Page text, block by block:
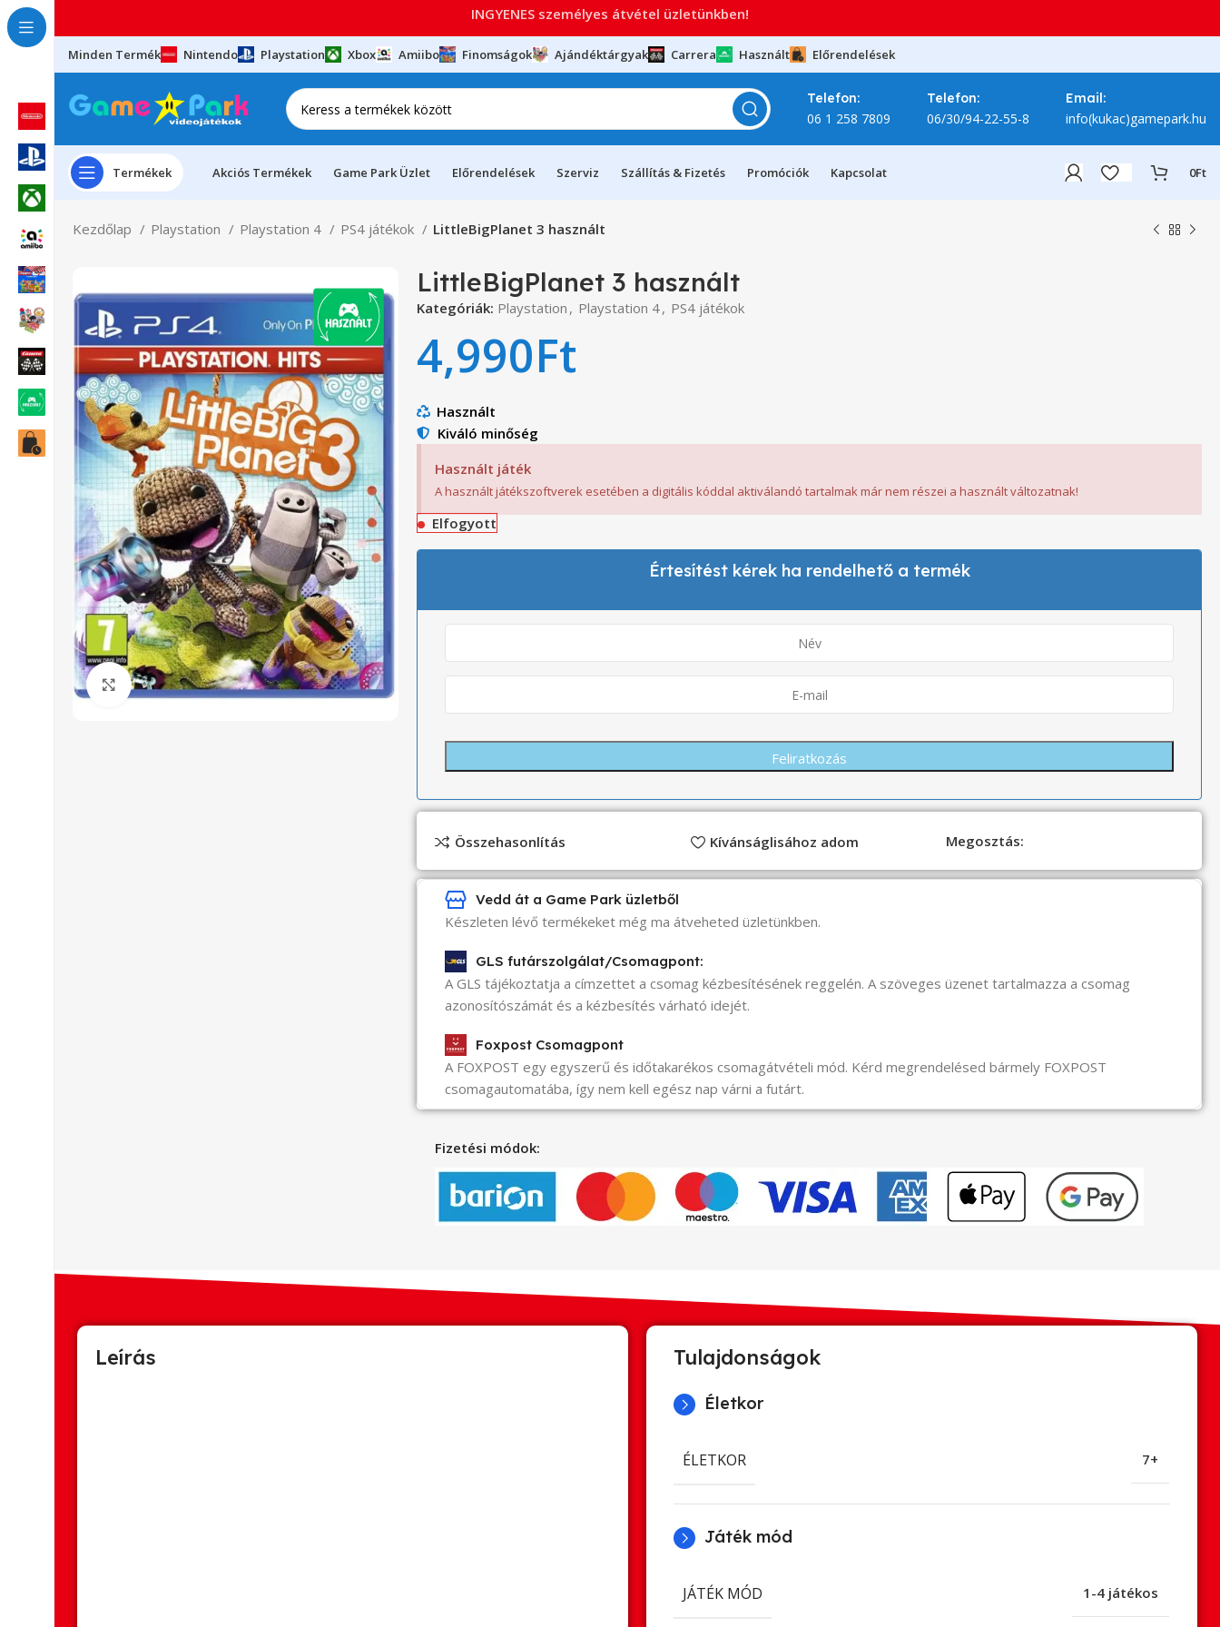
Minden Termék Nintendo Playstation Xbox Amiibo Finomságok Ajándéktárgyak Carrera Használt Előrendelések
Telefon:
06 1 258 7809
Telefon:
06/30/94-22-55-8
Email:
info(kukac)gamepark.hu
Termékek Akciós Termékek Game Park Üzlet Előrendelések Szerviz Szállítás & Fizetés Promóciók Kapcsolat 0Ft
Kezdőlap Playstation Playstation 4 PS4 játékok LittleBigPlanet 3 használt
Click to enlarge
LittleBigPlanet 3 használt
Kategóriák: Playstation , Playstation 4, PS4 játékok
4,990Ft
Használt
Kiváló minőség
Használt játék
A használt játékszoftverek esetében a digitális kóddal aktiválandó tartalmak már nem részei a használt változatnak!
Elfogyott
Értesítést kérek ha rendelhető a termék
Összehasonlítás Kívánságlisához adom Megosztás:
Vedd át a Game Park üzletből
Készleten lévő termékeket még ma átveheted üzletünkben.
GLS futárszolgálat/Csomagpont:
A GLS tájékoztatja a címzettet a csomag kézbesítésének reggelén. A szöveges üzenet tartalmazza a csomag
azonosítószámát és a kézbesítés várható idejét.
Foxpost Csomagpont
A FOXPOST egy egyszerű és időtakarékos csomagátvételi mód. Kérd megrendelésed bármely FOXPOST
csomagautomatába, így nem kell egész nap várni a futárt.
Fizetési módok:
Leírás Tulajdonságok
Életkor
ÉLETKOR 7+
Játék mód
JÁTÉK MÓD 1-4 játékos
INGYENES személyes átvétel üzletünkben!